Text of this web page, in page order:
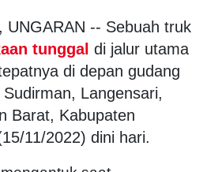
UNGARAN -- Sebuah truk
tunggal di jalur utama
di depan gudang
Langensari,
Barat, Kabupaten
11/2022) dini hari.